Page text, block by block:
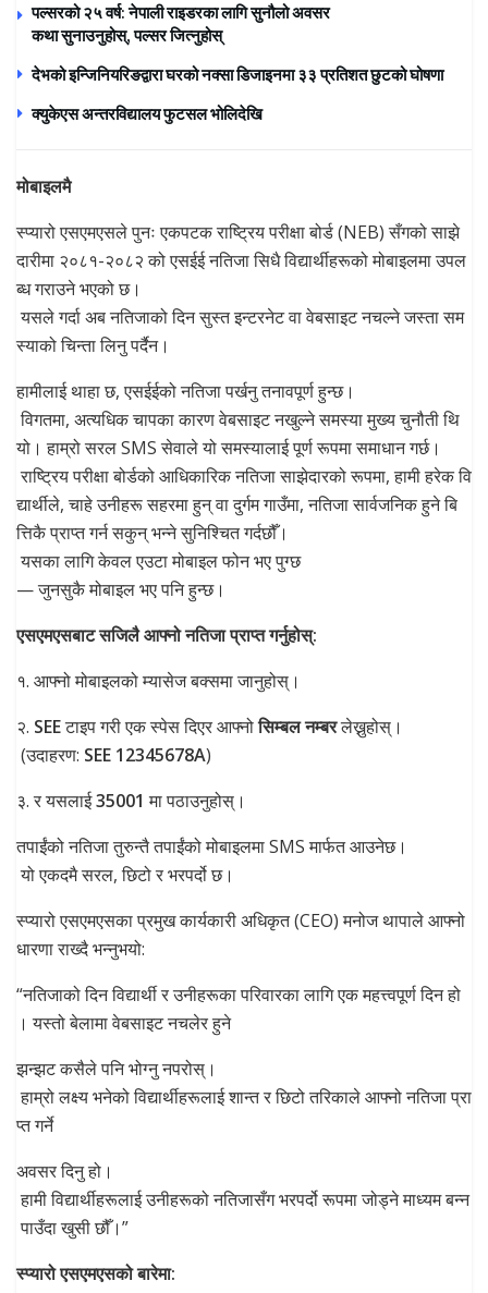
पल्सरको २५ वर्ष: नेपाली राइडरका लागि सुनौलो अवसर
कथा सुनाउनुहोस्, पल्सर जित्नुहोस्
देभको इन्जिनियरिङद्वारा घरको नक्सा डिजाइनमा ३३ प्रतिशत छुटको घोषणा
क्युकेएस अन्तरविद्यालय फुटसल भोलिदेखि
मोबाइलमै
स्प्यारो एसएमएसले पुनः एकपटक राष्ट्रिय परीक्षा बोर्ड (NEB) सँगको साझे
दारीमा २०८१-२०८२ को एसईई नतिजा सिधै विद्यार्थीहरूको मोबाइलमा उपल
ब्ध गराउने भएको छ।
यसले गर्दा अब नतिजाको दिन सुस्त इन्टरनेट वा वेबसाइट नचल्ने जस्ता सम
स्याको चिन्ता लिनु पर्दैन।
हामीलाई थाहा छ, एसईईको नतिजा पर्खनु तनावपूर्ण हुन्छ।
विगतमा, अत्यधिक चापका कारण वेबसाइट नखुल्ने समस्या मुख्य चुनौती थि
यो। हाम्रो सरल SMS सेवाले यो समस्यालाई पूर्ण रूपमा समाधान गर्छ।
राष्ट्रिय परीक्षा बोर्डको आधिकारिक नतिजा साझेदारको रूपमा, हामी हरेक वि
द्यार्थीले, चाहे उनीहरू सहरमा हुन् वा दुर्गम गाउँमा, नतिजा सार्वजनिक हुने बि
त्तिकै प्राप्त गर्न सकुन् भन्ने सुनिश्चित गर्दछौँ।
यसका लागि केवल एउटा मोबाइल फोन भए पुग्छ
— जुनसुकै मोबाइल भए पनि हुन्छ।
एसएमएसबाट सजिलै आफ्नो नतिजा प्राप्त गर्नुहोस्:
१. आफ्नो मोबाइलको म्यासेज बक्समा जानुहोस्।​
२. SEEटाइप गरी एक स्पेस दिएर आफ्नोसिम्बल नम्बरलेख्नुहोस्।
(उदाहरण: SEE 12345678A)​
३. र यसलाई35001 मा पठाउनुहोस्।
तपाईंको नतिजा तुरुन्तै तपाईंको मोबाइलमा SMS मार्फत आउनेछ।
यो एकदमै सरल, छिटो र भरपर्दो छ।
स्प्यारो एसएमएसका प्रमुख कार्यकारी अधिकृत (CEO) मनोज थापाले आफ्नो
धारणा राख्दै भन्नुभयो:
“नतिजाको दिन विद्यार्थी र उनीहरूका परिवारका लागि एक महत्त्वपूर्ण दिन हो
। यस्तो बेलामा वेबसाइट नचलेर हुने
झन्झट कसैले पनि भोग्नु नपरोस्।
हाम्रो लक्ष्य भनेको विद्यार्थीहरूलाई शान्त र छिटो तरिकाले आफ्नो नतिजा प्रा
प्त गर्ने
अवसर दिनु हो।
हामी विद्यार्थीहरूलाई उनीहरूको नतिजासँग भरपर्दो रूपमा जोड्ने माध्यम बन्न
पाउँदा खुसी छौँ।”
स्प्यारो एसएमएसको बारेमा: